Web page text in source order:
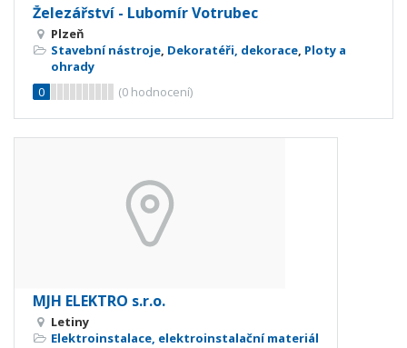
Železářství - Lubomír Votrubec
Plzeň
Stavební nástroje, Dekoratéři, dekorace, Ploty a
ohrady
0
(0 hodnocení)
MJH ELEKTRO s.r.o.
Letiny
Elektroinstalace, elektroinstalační materiál